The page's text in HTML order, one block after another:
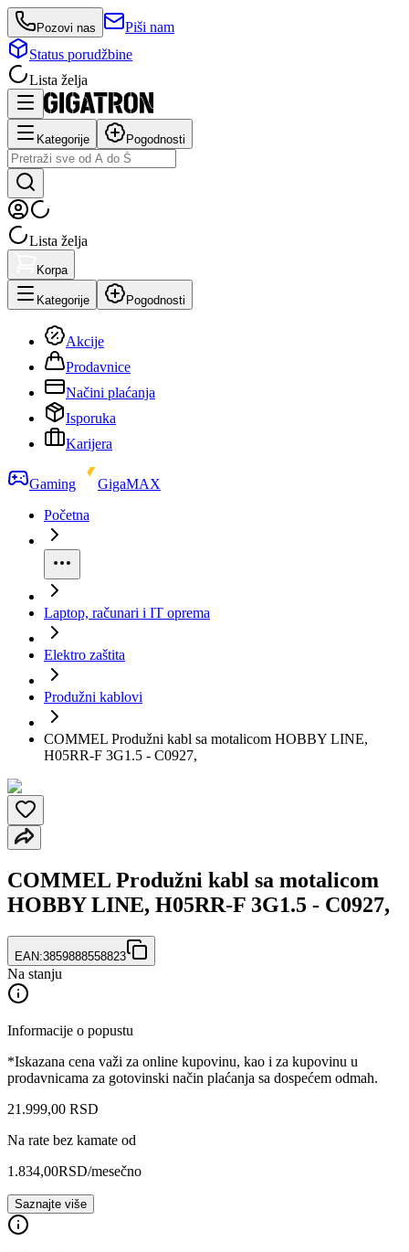
Pozovi nas
Piši nam
Status porudžbine
Lista želja
Kategorije Pogodnosti
Lista želja
Korpa
Kategorije Pogodnosti
Akcije
Prodavnice
Načini plaćanja
Isporuka
Karijera
Gaming
GigaMAX
Početna
Laptop, računari i IT oprema
Elektro zaštita
Produžni kablovi
COMMEL Produžni kabl sa motalicom HOBBY LINE,
H05RR-F 3G1.5 - C0927,
COMMEL Produžni kabl sa motalicom
HOBBY LINE, H05RR-F 3G1.5 - C0927,
EAN:3859888558823
Na stanju
Informacije o popustu
*Iskazana cena važi za online kupovinu, kao i za kupovinu u
prodavnicama za gotovinski način plaćanja sa dospećem odmah.
21.999,00 RSD
Na rate bez kamate od
1.834,00RSD/mesečno
Saznajte više